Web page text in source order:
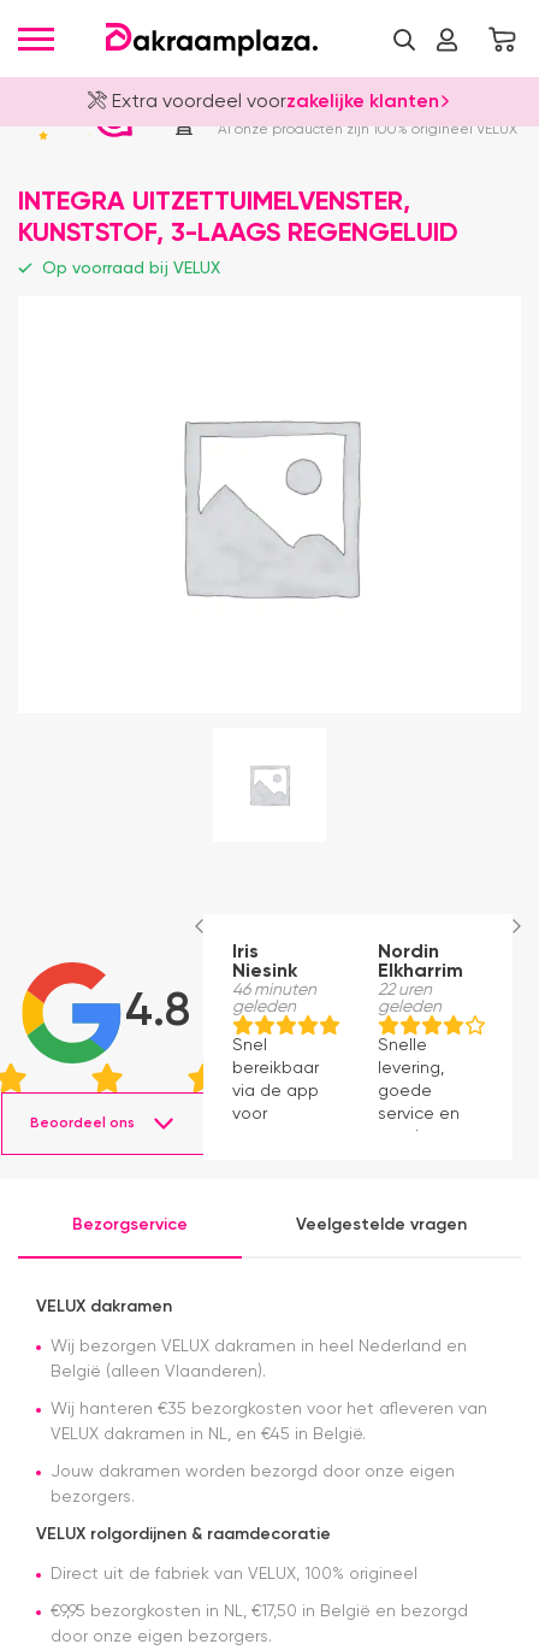
Extra voordeel voorzakelijke klanten
Officieel VELUX Dealer
Al onze producten zijn 100% origineel VELUX
INTEGRA UITZETTUIMELVENSTER,
KUNSTSTOF, 3-LAAGS REGENGELUID
Op voorraad bij VELUX
4.8
Beoordeel ons
Iris
Niesink
46 minuten
geleden
Snel
bereikbaar
via de app
voor
was ik
daar niet
hoogte
gesteld.
ik contact
had ik snel
antwoorden.
tevreden
over het
Nordin
Elkharrim
22 uren
geleden
Snelle
levering,
goede
service en
mooie
Bezorgservice Veelgestelde vragen
VELUX dakramen
Wij bezorgen VELUX dakramen in heel Nederland en
België (alleen Vlaanderen).
Wij hanteren €35 bezorgkosten voor het afleveren van
VELUX dakramen in NL, en €45 in België.
Jouw dakramen worden bezorgd door onze eigen
bezorgers.
VELUX rolgordijnen & raamdecoratie
Direct uit de fabriek van VELUX, 100% origineel
€9,95 bezorgkosten in NL, €17,50 in België en bezorgd
door onze eigen bezorgers.